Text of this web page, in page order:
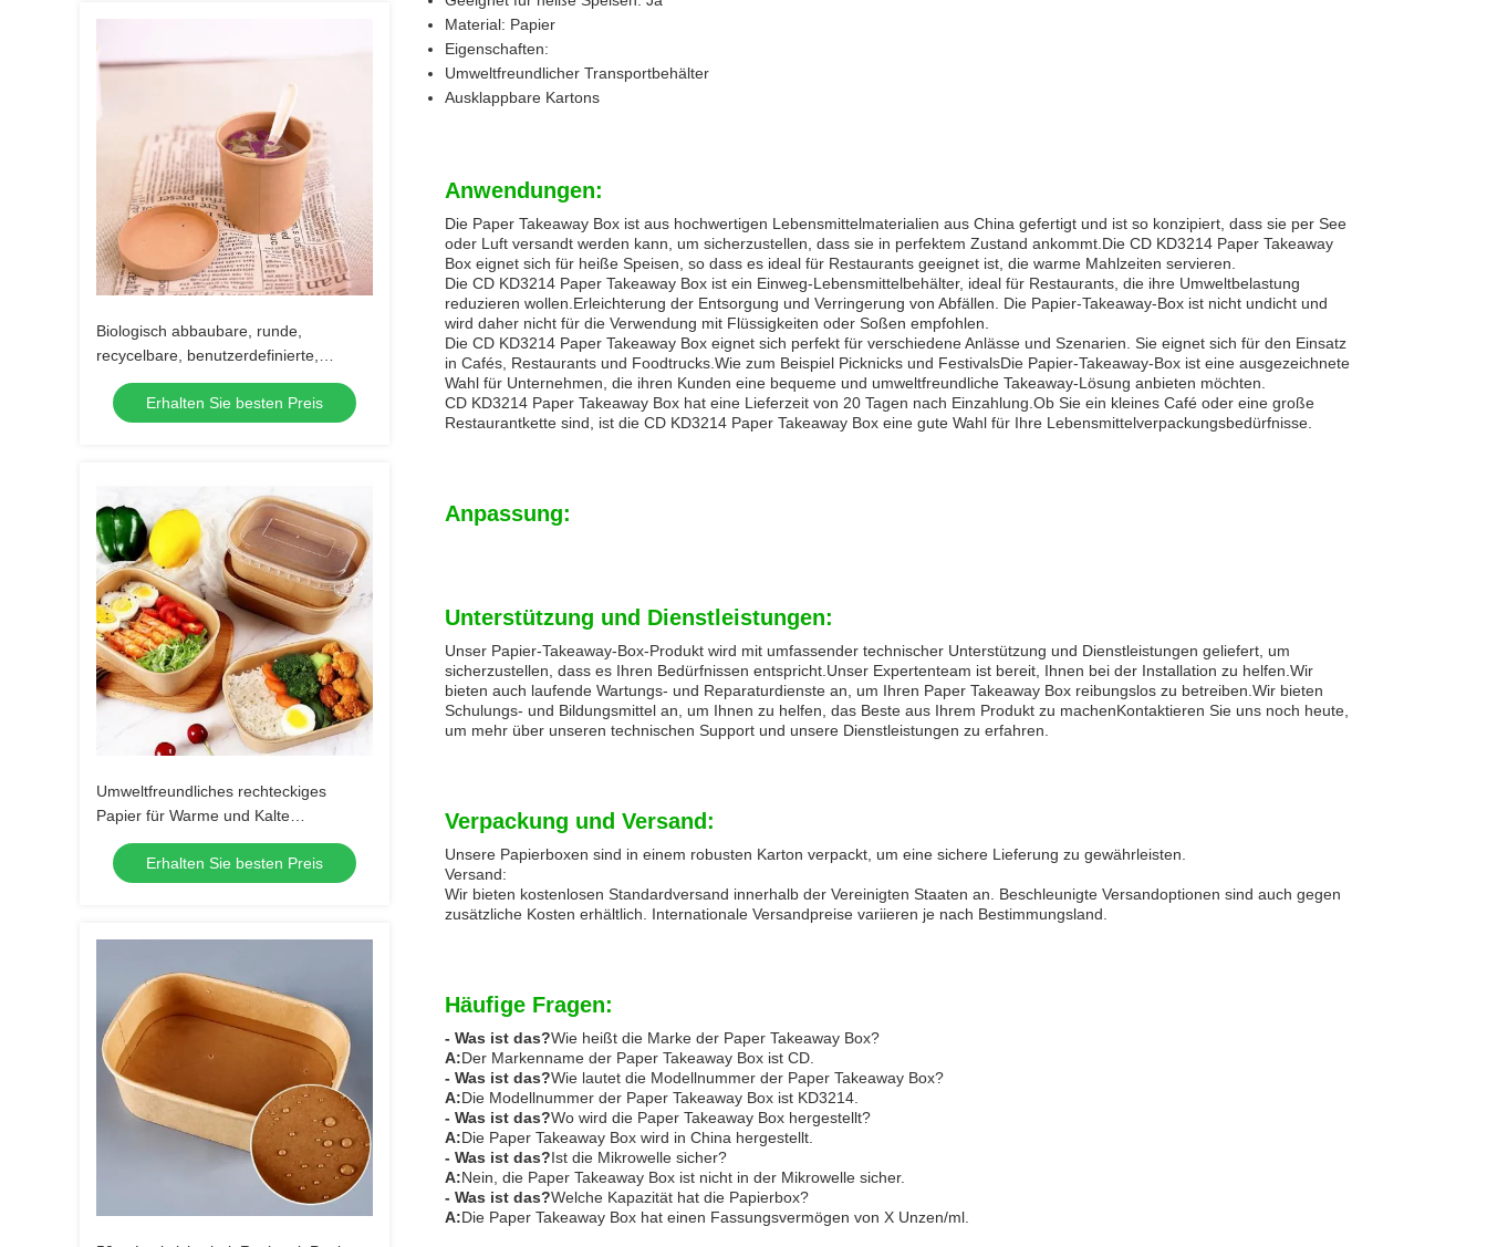
Biologisch abbaubare, runde,
recycelbare, benutzerdefinierte,
gedruckte Papier-Lebensmittelbox
Erhalten Sie besten Preis
Umweltfreundliches rechteckiges
Papier für Warme und Kalte
Lebensmittel
Erhalten Sie besten Preis
Material: Papier
Eigenschaften:
Umweltfreundlicher Transportbehälter
Ausklappbare Kartons
Anwendungen:
Die Paper Takeaway Box ist aus hochwertigen Lebensmittelmaterialien aus China gefertigt und ist so konzipiert, dass sie per See
oder Luft versandt werden kann, um sicherzustellen, dass sie in perfektem Zustand ankommt.Die CD KD3214 Paper Takeaway
Box eignet sich für heiße Speisen, so dass es ideal für Restaurants geeignet ist, die warme Mahlzeiten servieren.
Die CD KD3214 Paper Takeaway Box ist ein Einweg-Lebensmittelbehälter, ideal für Restaurants, die ihre Umweltbelastung
reduzieren wollen.Erleichterung der Entsorgung und Verringerung von Abfällen. Die Papier-Takeaway-Box ist nicht undicht und
wird daher nicht für die Verwendung mit Flüssigkeiten oder Soßen empfohlen.
Die CD KD3214 Paper Takeaway Box eignet sich perfekt für verschiedene Anlässe und Szenarien. Sie eignet sich für den Einsatz
in Cafés, Restaurants und Foodtrucks.Wie zum Beispiel Picknicks und FestivalsDie Papier-Takeaway-Box ist eine ausgezeichnete
Wahl für Unternehmen, die ihren Kunden eine bequeme und umweltfreundliche Takeaway-Lösung anbieten möchten.
CD KD3214 Paper Takeaway Box hat eine Lieferzeit von 20 Tagen nach Einzahlung.Ob Sie ein kleines Café oder eine große
Restaurantkette sind, ist die CD KD3214 Paper Takeaway Box eine gute Wahl für Ihre Lebensmittelverpackungsbedürfnisse.
Anpassung:
Unterstützung und Dienstleistungen:
Unser Papier-Takeaway-Box-Produkt wird mit umfassender technischer Unterstützung und Dienstleistungen geliefert, um
sicherzustellen, dass es Ihren Bedürfnissen entspricht.Unser Expertenteam ist bereit, Ihnen bei der Installation zu helfen.Wir
bieten auch laufende Wartungs- und Reparaturdienste an, um Ihren Paper Takeaway Box reibungslos zu betreiben.Wir bieten
Schulungs- und Bildungsmittel an, um Ihnen zu helfen, das Beste aus Ihrem Produkt zu machenKontaktieren Sie uns noch heute,
um mehr über unseren technischen Support und unsere Dienstleistungen zu erfahren.
Verpackung und Versand:
Unsere Papierboxen sind in einem robusten Karton verpackt, um eine sichere Lieferung zu gewährleisten.
Versand:
Wir bieten kostenlosen Standardversand innerhalb der Vereinigten Staaten an. Beschleunigte Versandoptionen sind auch gegen
zusätzliche Kosten erhältlich. Internationale Versandpreise variieren je nach Bestimmungsland.
Häufige Fragen:
- Was ist das?Wie heißt die Marke der Paper Takeaway Box?
A:Der Markenname der Paper Takeaway Box ist CD.
- Was ist das?Wie lautet die Modellnummer der Paper Takeaway Box?
A:Die Modellnummer der Paper Takeaway Box ist KD3214.
- Was ist das?Wo wird die Paper Takeaway Box hergestellt?
A:Die Paper Takeaway Box wird in China hergestellt.
- Was ist das?Ist die Mikrowelle sicher?
A:Nein, die Paper Takeaway Box ist nicht in der Mikrowelle sicher.
- Was ist das?Welche Kapazität hat die Papierbox?
A:Die Paper Takeaway Box hat einen Fassungsvermögen von X Unzen/ml.